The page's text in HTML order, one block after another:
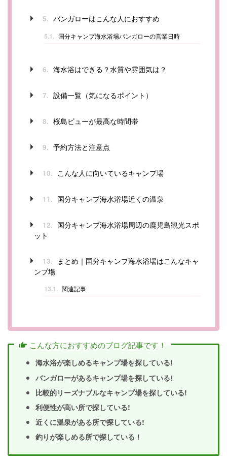
5. バンガローはこんな人におすすめ
5.1. 国分キャンプ海水浴場バンガローの営業日時
6. 海水浴はできる？水質や雰囲気は？
7. 設備一覧（気になるポイント）
8. 桜島ビューが最高な時間帯
9. 予約方法と注意点
10. こんな人に向いているキャンプ場
11. 国分キャンプ海水浴場近くの温泉
12. 国分キャンプ海水浴場周辺の鹿児島観光スポ
ット
13.
まとめ｜国分キャンプ海水浴場はこんなキャ
ンプ場
13.1. 関連記事
こんな方におすすめのブログ記事です！
海水浴が楽しめるキャンプ場を探している!
バンガローがあるキャンプ場を探している!
比較的リーズナブルなキャンプ場を探している!
利便性が高い所で探している!
近くに温泉がある所で探している!
釣りが楽しめる所で探している！